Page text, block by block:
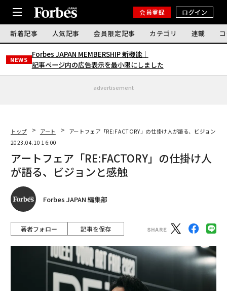
会員登録 ログイン
新着記事 人気記事 会員限定記事 カテゴリ 連載
NEWS
Forbes JAPAN MEMBERSHIP 新機能｜
記事ページ内の広告表示を最小限にしました
advertisement
トップ アート
アートフェア「RE:FACTORY」の仕掛け人が語る、ビジョンと
2023.04.10 16:00
アートフェア「RE:FACTORY」の仕掛け人
が語る、ビジョンと感触
Forbes JAPAN 編集部
著者フォロー 記事を保存